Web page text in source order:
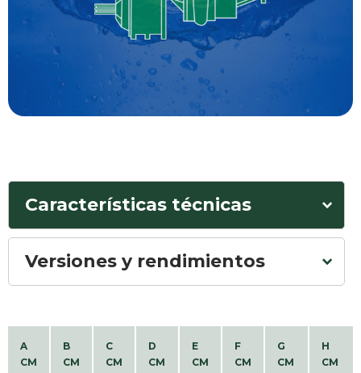
Características técnicas
Versiones y rendimientos
A
CM
B
CM
C
CM
D
CM
E
CM
F
CM
G
CM
H
CM